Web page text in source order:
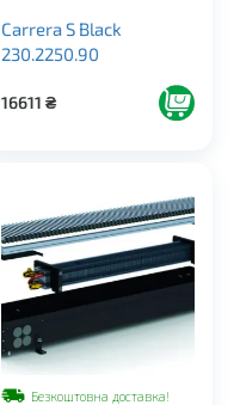
Carrera S Black
230.2250.90
16611 ₴
Безкоштовна доставка!